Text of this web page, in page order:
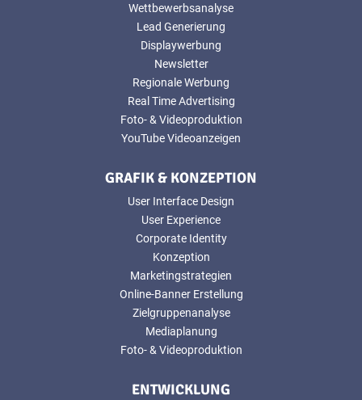
Wettbewerbsanalyse
Lead Generierung
Displaywerbung
Newsletter
Regionale Werbung
Real Time Advertising
Foto- & Videoproduktion
YouTube Videoanzeigen
GRAFIK & KONZEPTION
User Interface Design
User Experience
Corporate Identity
Konzeption
Marketingstrategien
Online-Banner Erstellung
Zielgruppenanalyse
Mediaplanung
Foto- & Videoproduktion
ENTWICKLUNG